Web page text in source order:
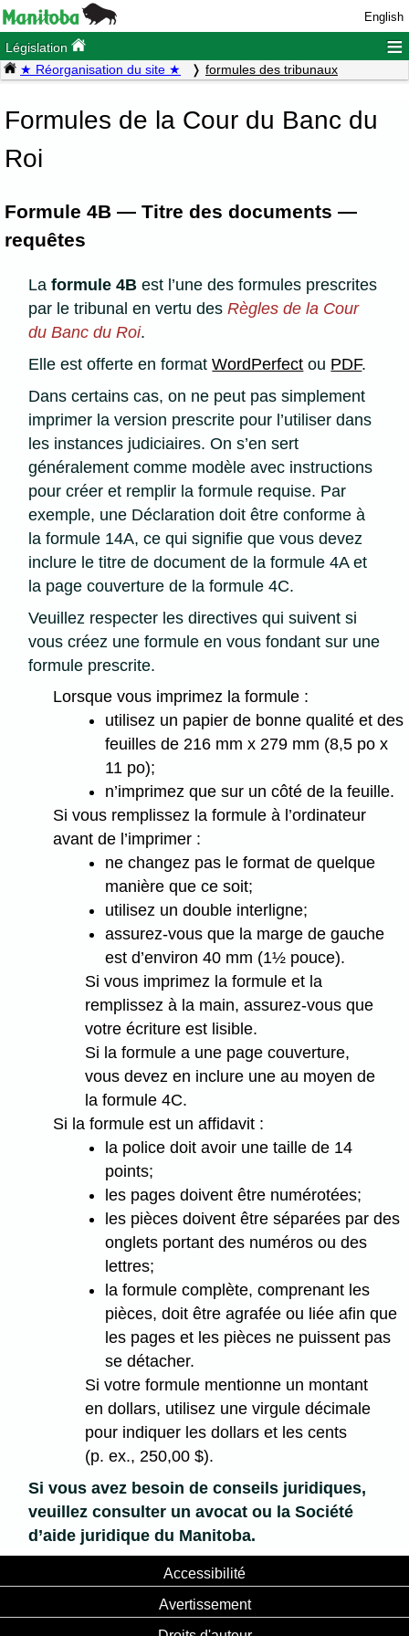
English
Législation ≡
★ Réorganisation du site ★ formules des tribunaux
Formules de la Cour du Banc du
Roi
Formule 4B — Titre des documents —
requêtes
Laformule 4B est l’une des formules prescrites
par le tribunal en vertu desRègles de la Cour
du Banc du Roi.
Elle est offerte en formatWordPerfect ou PDF.
Dans certains cas, on ne peut pas simplement
imprimer la version prescrite pour l’utiliser dans
les instances judiciaires. On s’en sert
généralement comme modèle avec instructions
pour créer et remplir la formule requise. Par
exemple, une Déclaration doit être conforme à
la formule 14A, ce qui signifie que vous devez
inclure le titre de document de la formule 4A et
la page couverture de la formule 4C.
Veuillez respecter les directives qui suivent si
vous créez une formule en vous fondant sur une
formule prescrite.
Lorsque vous imprimez la formule :
utilisez un papier de bonne qualité et des
feuilles de 216 mm x 279 mm (8,5 po x
11 po);
n’imprimez que sur un côté de la feuille.
Si vous remplissez la formule à l’ordinateur
avant de l’imprimer :
ne changez pas le format de quelque
manière que ce soit;
utilisez un double interligne;
assurez-vous que la marge de gauche
est d’environ 40 mm (1½ pouce).
Si vous imprimez la formule et la
remplissez à la main, assurez-vous que
votre écriture est lisible.
Si la formule a une page couverture,
vous devez en inclure une au moyen de
la formule 4C.
Si la formule est un affidavit :
la police doit avoir une taille de 14
points;
les pages doivent être numérotées;
les pièces doivent être séparées par des
onglets portant des numéros ou des
lettres;
la formule complète, comprenant les
pièces, doit être agrafée ou liée afin que
les pages et les pièces ne puissent pas
se détacher.
Si votre formule mentionne un montant
en dollars, utilisez une virgule décimale
pour indiquer les dollars et les cents
(p. ex., 250,00 $).
Si vous avez besoin de conseils juridiques,
veuillez consulter un avocat ou la Société
d’aide juridique du Manitoba.
Accessibilité
Avertissement